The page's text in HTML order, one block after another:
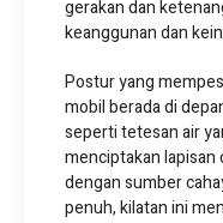
gerakan dan
keanggunan dan
Postur yang
mobil berada di
seperti tetesan air
menciptakan lapisan
dengan sumber
penuh, kilatan ini